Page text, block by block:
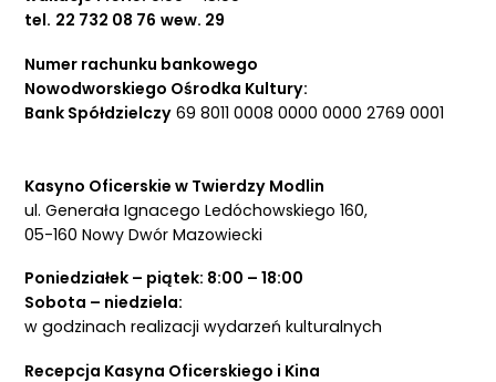
tel. 22 732 08 76 wew. 29
Numer rachunku bankowego
Nowodworskiego Ośrodka Kultury:
Bank Spółdzielczy69 8011 0008 0000 0000 2769 0001
Kasyno Oficerskie w Twierdzy Modlin
ul. Generała Ignacego Ledóchowskiego 160,
05-160 Nowy Dwór Mazowiecki
Poniedziałek – piątek: 8:00 – 18:00
Sobota – niedziela:
w godzinach realizacji wydarzeń kulturalnych
Recepcja Kasyna Oficerskiego i Kina